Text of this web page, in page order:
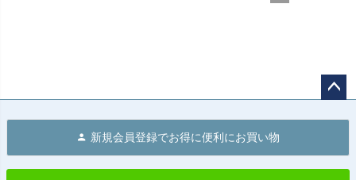
へ
新規会員登録でお得に便利にお買い物